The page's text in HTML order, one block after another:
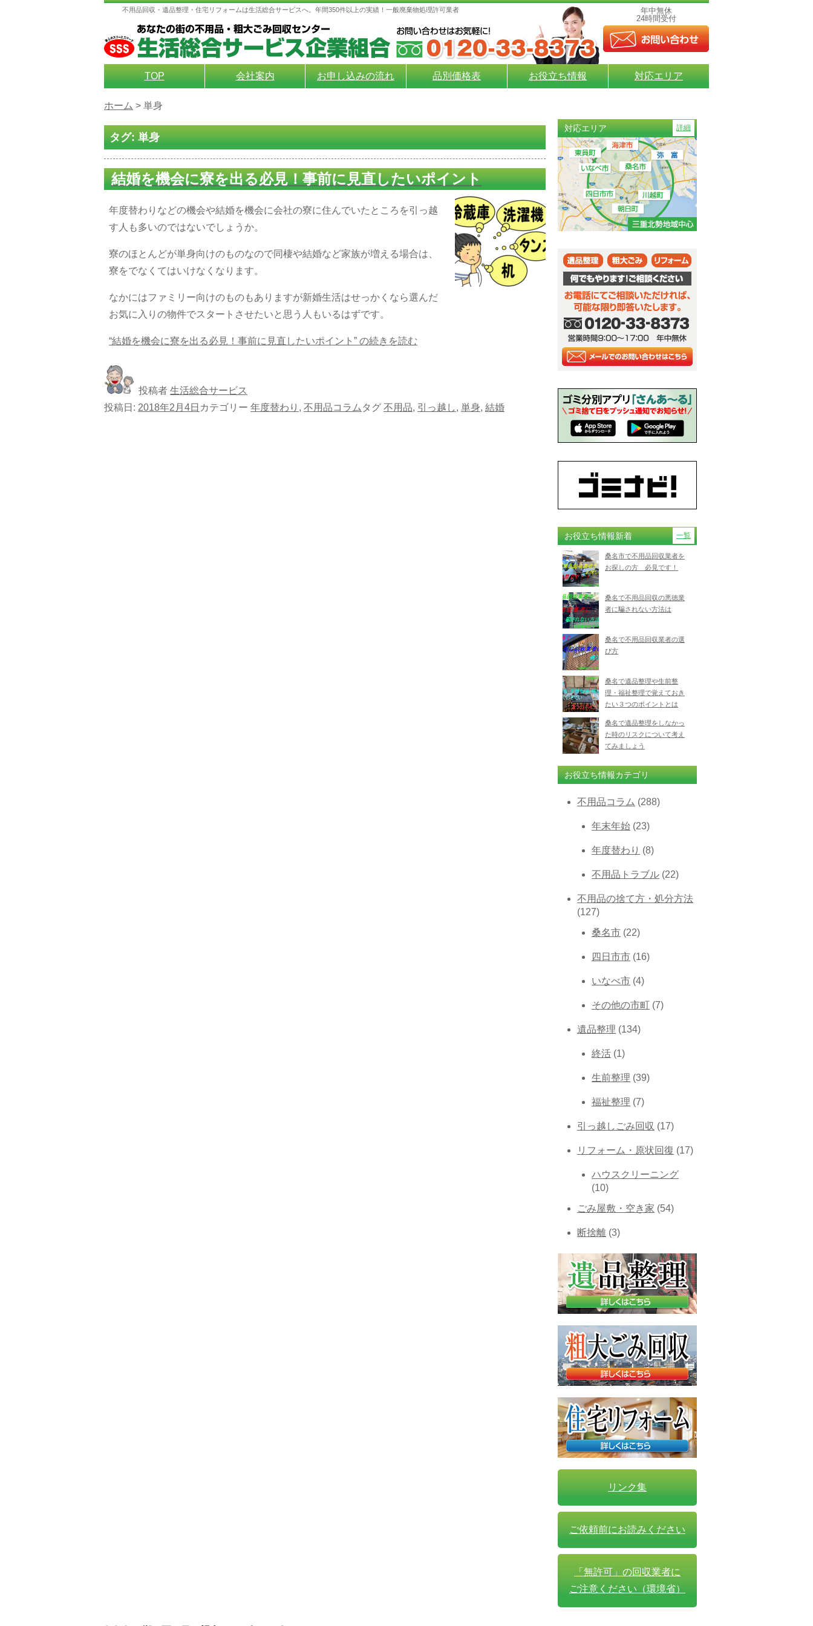
不用品回収・遺品整理・住宅リフォームは生活総合サービスへ。年間350件以上の実績！一般廃棄物処理許可業者
年中無休
24時間受付
TOP 会社案内 お申し込みの流れ 品別価格表 お役立ち情報 対応エリア
ホーム > 単身
タグ:単身
結婚を機会に寮を出る必見！事前に見直したいポイント
年度替わりなどの機会や結婚を機会に会社の寮に住んでいたところを引っ越
す人も多いのではないでしょうか。
寮のほとんどが単身向けのものなので同棲や結婚など家族が増える場合は、
寮をでなくてはいけなくなります。
なかにはファミリー向けのものもありますが新婚生活はせっかくなら選んだ
お気に入りの物件でスタートさせたいと思う人もいるはずです。
“結婚を機会に寮を出る必見！事前に見直したいポイント” の続きを読む
投稿者 生活総合サービス
投稿日: 2018年2月4日 カテゴリー 年度替わり , 不用品コラム タグ 不用品, 引っ越し, 単身, 結婚
対応エリア 詳細
お役立ち情報新着 一覧
桑名市で不用品回収業者を
お探しの方 必見です！
桑名で不用品回収の悪徳業
者に騙されない方法は
桑名で不用品回収業者の選
び方
桑名で遺品整理や生前整
理・福祉整理で覚えておき
たい３つのポイントとは
桑名で遺品整理をしなかっ
た時のリスクについて考え
てみましょう
お役立ち情報カテゴリ
不用品コラム (288)
年末年始 (23)
年度替わり (8)
不用品トラブル (22)
不用品の捨て方・処分方法
(127)
桑名市 (22)
四日市市 (16)
いなべ市 (4)
その他の市町 (7)
遺品整理 (134)
終活 (1)
生前整理 (39)
福祉整理 (7)
引っ越しごみ回収 (17)
リフォーム・原状回復 (17)
ハウスクリーニング
(10)
ごみ屋敷・空き家 (54)
断捨離 (3)
リンク集
ご依頼前にお読みください
「無許可」の回収業者に
ご注意ください（環境省）